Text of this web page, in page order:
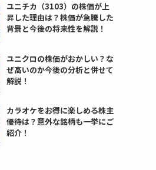
ユニチカ（3103）の株価が上
昇した理由は？株価が急騰した
背景と今後の将来性を解説！
ユニクロの株価がおかしい？な
ぜ高いのか今後の分析と併せて
解説！
カラオケをお得に楽しめる株主
優待は？意外な銘柄も一挙にご
紹介！